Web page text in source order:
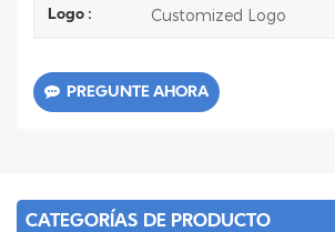
Logo : Customized Logo
PREGUNTE AHORA
CATEGORÍAS DE PRODUCTO